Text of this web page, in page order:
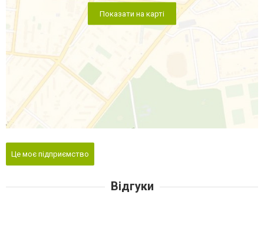
Показати на карті
Це моє підприємство
Відгуки